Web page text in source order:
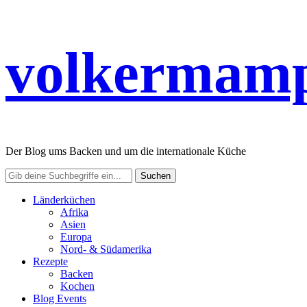
Der Blog ums Backen und um die internationale Küche
Länderküchen
Afrika
Asien
Europa
Nord- & Südamerika
Rezepte
Backen
Kochen
Blog Events